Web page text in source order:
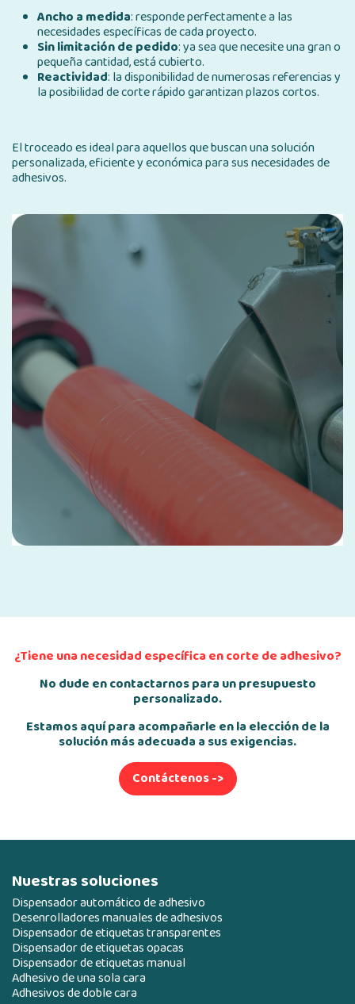
Ancho a medida: responde perfectamente a las
necesidades específicas de cada proyecto.
Sin limitación de pedido: ya sea que necesite una gran o
pequeña cantidad, está cubierto.
Reactividad: la disponibilidad de numerosas referencias y
la posibilidad de corte rápido garantizan plazos cortos.
El troceado es ideal para aquellos que buscan una solución
personalizada, eficiente y económica para sus necesidades de
adhesivos.
¿Tiene una necesidad específica en corte de adhesivo?
No dude en contactarnos para un presupuesto
personalizado.
Estamos aquí para acompañarle en la elección de la
solución más adecuada a sus exigencias.
Contáctenos ->
Nuestras soluciones
Dispensador automático de adhesivo
Desenrolladores manuales de adhesivos
Dispensador de etiquetas transparentes
Dispensador de etiquetas opacas
Dispensador de etiquetas manual
Adhesivo de una sola cara
Adhesivos de doble cara